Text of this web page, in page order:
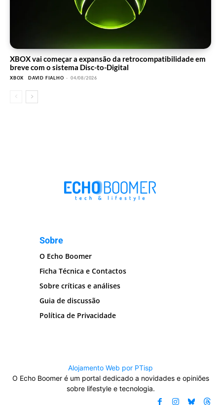
XBOX vai começar a expansão da retrocompatibilidade em
breve com o sistema Disc-to-Digital
XBOX DAVID FIALHO - 04/08/2026
Sobre
O Echo Boomer
Ficha Técnica e Contactos
Sobre críticas e análises
Guia de discussão
Política de Privacidade
Alojamento Web por PTisp
O Echo Boomer é um portal dedicado a novidades e opiniões
sobre lifestyle e tecnologia.